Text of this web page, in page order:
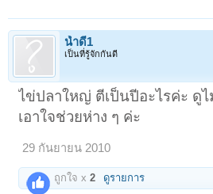
น้ำดี1
เป็นที่รู้จักกันดี
ไข่ปลาใหญ่ ตีเป็นปีอะไรค่ะ ดู
เอาใจช่วยห่าง ๆ ค่ะ
29 กันยายน 2010
ถูกใจ x2 ดูรายการ